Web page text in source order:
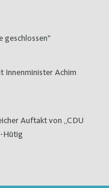
geschlossen"
Innenminister Achim
Auftakt von „CDU
Hütig